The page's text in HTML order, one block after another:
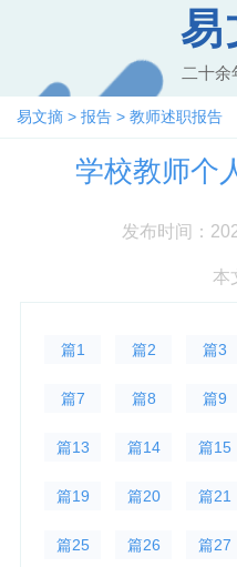
易
二十余
易文摘 > 报告 > 教师述职报告
学校教师个
发布时间：
本
篇1 篇2 篇3
篇7 篇8 篇9
篇13 篇14 篇15
篇19 篇20 篇21
篇25 篇26 篇27